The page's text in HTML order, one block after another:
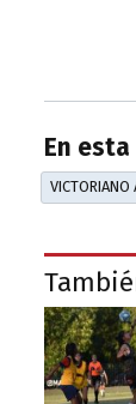
En
VICTORIANO